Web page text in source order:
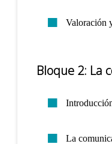
Valoración
Bloque 2: La
La